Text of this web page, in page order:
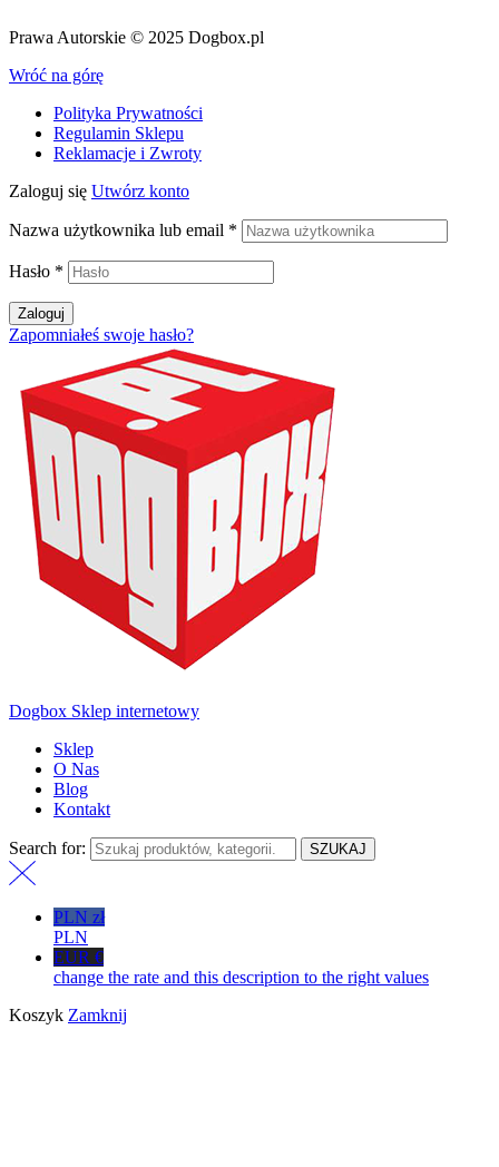
Prawa Autorskie © 2025 Dogbox.pl
Wróć na górę
Polityka Prywatności
Regulamin Sklepu
Reklamacje i Zwroty
Zaloguj się Utwórz konto
Nazwa użytkownika lub email *
Hasło *
Zaloguj
Zapomniałeś swoje hasło?
Dogbox Sklep internetowy
Sklep
O Nas
Blog
Kontakt
Search for: SZUKAJ
PLN zł
PLN
EUR €
change the rate and this description to the right values
Koszyk Zamknij